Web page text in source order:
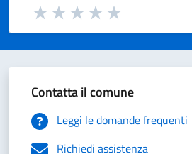
Valuta da 1 a 5 stelle la pagina
Valuta 5 stelle su
Valuta 4 stelle su 5
Valuta 3 stelle su 5
Valuta 2 stelle su 5
Valuta 1 stelle su 5
Contatta il comune
Leggi le domande frequenti
Richiedi assistenza